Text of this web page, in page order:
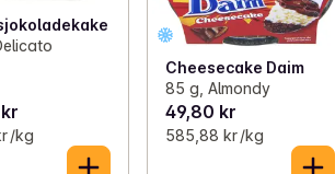
/kg
Cheesecake Daim
85 g, Almondy
49,80 kr
585,88 kr /kg